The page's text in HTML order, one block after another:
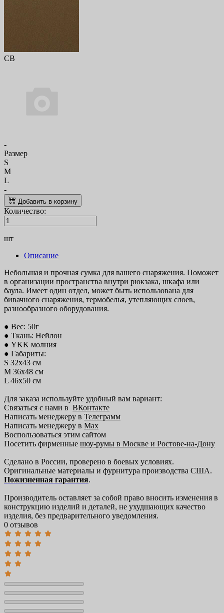
CB
-
Размер
S
M
L
-
Добавить в корзину
Количество:
шт
Описание
Небольшая и прочная сумка для вашего снаряжения. Поможет
в организации пространства внутри рюкзака, шкафа или
баула. Имеет один отдел, может быть использована для
бивачного снаряжения, термобелья, утепляющих слоев,
разнообразного оборудования.
● Вес: 50г
● Ткань: Нейлон
● YKK молния
● Габариты:
S 32x43 см
M 36х48 см
L 46х50 см
Для заказа используйте удобный вам вариант:
Связаться с нами в ВКонтакте
Написать менеджеру в Телеграмм
Написать менеджеру в Max
Воспользоваться этим сайтом
Посетить фирменные шоу-румы в Москве и Ростове-на-Дону
Сделано в России, проверено в боевых условиях.
Оригинальные материалы и фурнитура производства США.
Пожизненная гарантия.
Производитель оставляет за собой право вносить изменения в
конструкцию изделий и деталей, не ухудшающих качество
изделия, без предварительного уведомления.
0 отзывов